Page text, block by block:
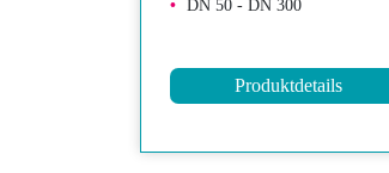
DN 50 - DN 300
Produktdetails